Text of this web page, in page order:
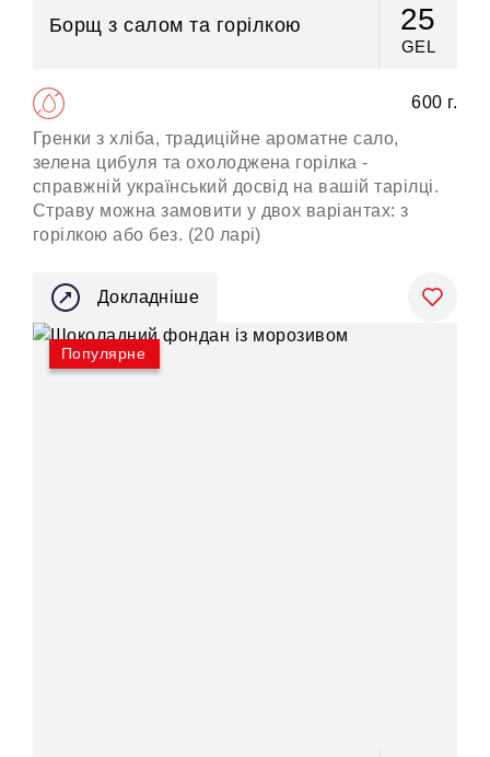
Борщ з салом та горілкою 25
GEL
600 г.
Гренки з хліба, традиційне ароматне сало,
зелена цибуля та охолоджена горілка -
справжній український досвід на вашій тарілці.
Страву можна замовити у двох варіантах: з
горілкою або без. (20 ларі)
Докладніше
Популярне